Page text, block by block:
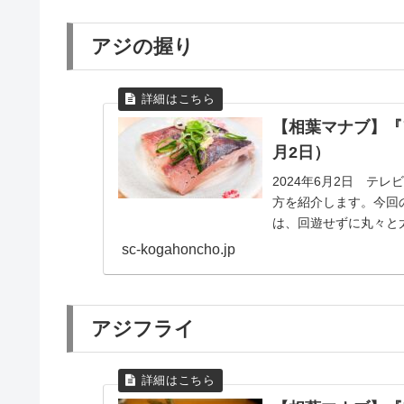
アジの握り
【相葉マナブ】
月2日）
2024年6月2日 テレビ
方を紹介します。今回
は、回遊せずに丸々
sc-kogahoncho.jp
アジフライ